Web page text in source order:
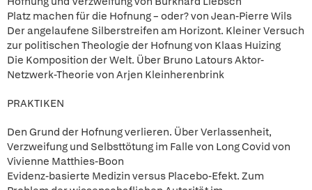
Platz machen für die Hofnung – oder? von Jean-Pierre Wils
Der angelaufene Silberstreifen am Horizont. Kleiner Versuch
zur politischen Theologie der Hofnung von Klaas Huizing
Die Komposition der Welt. Über Bruno Latours Aktor-
Netzwerk-Theorie von Arjen Kleinherenbrink
PRAKTIKEN
Den Grund der Hofnung verlieren. Über Verlassenheit,
Verzweifung und Selbsttötung im Falle von Long Covid von
Vivienne Matthies-Boon
Evidenz-basierte Medizin versus Placebo-Efekt. Zum